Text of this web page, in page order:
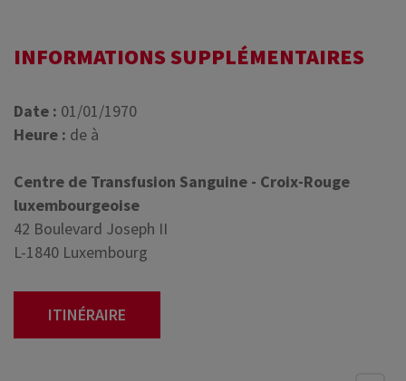
INFORMATIONS SUPPLÉMENTAIRES
Date : 01/01/1970
Heure : de à
Centre de Transfusion Sanguine - Croix-Rouge
luxembourgeoise
42 Boulevard Joseph II
L-1840 Luxembourg
ITINÉRAIRE